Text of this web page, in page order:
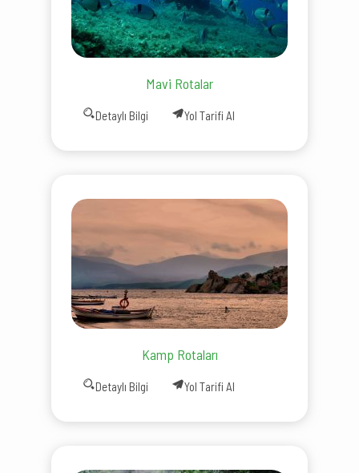
Mavi Rotalar
Detaylı Bilgi Yol Tarifi Al
Kamp Rotaları
Detaylı Bilgi Yol Tarifi Al